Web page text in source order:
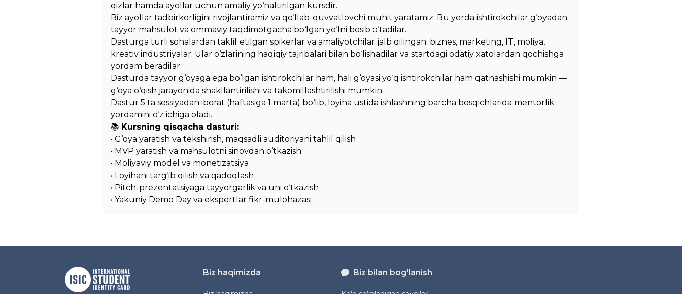
qizlar hamda ayollar uchun amaliy yo‘naltirilgan kursdir.
Biz ayollar tadbirkorligini rivojlantiramiz va qo‘llab-quvvatlovchi muhit yaratamiz. Bu yerda ishtirokchilar g‘oyadan
tayyor mahsulot va ommaviy taqdimotgacha bo‘lgan yo‘lni bosib o‘tadilar.
Dasturga turli sohalardan taklif etilgan spikerlar va amaliyotchilar jalb qilingan: biznes, marketing, IT, moliya,
kreativ industriyalar. Ular o‘zlarining haqiqiy tajribalari bilan bo‘lishadilar va startdagi odatiy xatolardan qochishga
yordam beradilar.
Dasturda tayyor g‘oyaga ega bo‘lgan ishtirokchilar ham, hali g‘oyasi yo‘q ishtirokchilar ham qatnashishi mumkin —
g‘oya o‘qish jarayonida shakllantirilishi va takomillashtirilishi mumkin.
Dastur 5 ta sessiyadan iborat (haftasiga 1 marta) bo‘lib, loyiha ustida ishlashning barcha bosqichlarida mentorlik
yordamini o‘z ichiga oladi.
📚 Kursning qisqacha dasturi:
• G‘oya yaratish va tekshirish, maqsadli auditoriyani tahlil qilish
• MVP yaratish va mahsulotni sinovdan o‘tkazish
• Moliyaviy model va monetizatsiya
• Loyihani targ‘ib qilish va qadoqlash
• Pitch-prezentatsiyaga tayyorgarlik va uni o‘tkazish
• Yakuniy Demo Day va ekspertlar fikr-mulohazasi
Biz haqimizda Biz bilan bog'lanish